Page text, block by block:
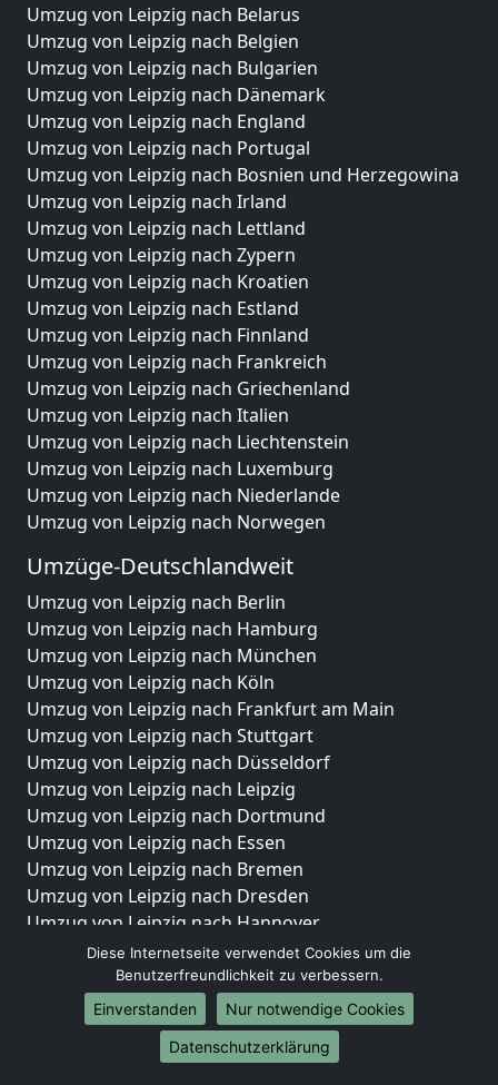
Umzug von Leipzig nach Belarus
Umzug von Leipzig nach Belgien
Umzug von Leipzig nach Bulgarien
Umzug von Leipzig nach Dänemark
Umzug von Leipzig nach England
Umzug von Leipzig nach Portugal
Umzug von Leipzig nach Bosnien und Herzegowina
Umzug von Leipzig nach Irland
Umzug von Leipzig nach Lettland
Umzug von Leipzig nach Zypern
Umzug von Leipzig nach Kroatien
Umzug von Leipzig nach Estland
Umzug von Leipzig nach Finnland
Umzug von Leipzig nach Frankreich
Umzug von Leipzig nach Griechenland
Umzug von Leipzig nach Italien
Umzug von Leipzig nach Liechtenstein
Umzug von Leipzig nach Luxemburg
Umzug von Leipzig nach Niederlande
Umzug von Leipzig nach Norwegen
Umzüge-Deutschlandweit
Umzug von Leipzig nach Berlin
Umzug von Leipzig nach Hamburg
Umzug von Leipzig nach München
Umzug von Leipzig nach Köln
Umzug von Leipzig nach Frankfurt am Main
Umzug von Leipzig nach Stuttgart
Umzug von Leipzig nach Düsseldorf
Umzug von Leipzig nach Leipzig
Umzug von Leipzig nach Dortmund
Umzug von Leipzig nach Essen
Umzug von Leipzig nach Bremen
Umzug von Leipzig nach Dresden
Umzug von Leipzig nach Hannover
Umzug von Leipzig nach Nürnberg
Umzug von Leipzig nach Duisburg
Umzug von Leipzig nach Bochum
Umzug von Leipzig nach Wuppertal
Umzug von Leipzig nach Bielefeld
Diese Internetseite verwendet Cookies um die
Benutzerfreundlichkeit zu verbessern.
Einverstanden
Nur notwendige Cookies
Datenschutzerklärung